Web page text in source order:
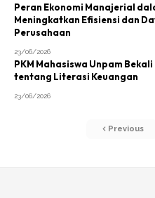
Peran Ekonomi Manajerial
Meningkatkan Efisiensi dan
Perusahaan
23/06/2026
PKM Mahasiswa Unpam Bekali
tentang Literasi Keuangan
23/06/2026
Previous